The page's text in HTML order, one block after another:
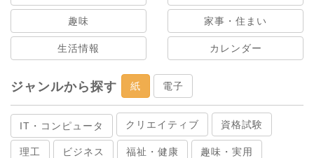
趣味 家事・住まい
生活情報 カレンダー
ジャンルから探す 紙 電子
IT・コンピュータ クリエイティブ 資格試験
理工 ビジネス 福祉・健康 趣味・実用